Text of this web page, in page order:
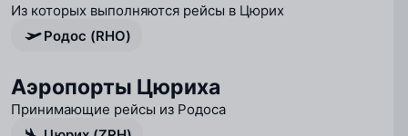
Из которых выполняются рейсы в Цюрих
Родос (RHO)
Аэропорты Цюриха
Принимающие рейсы из Родоса